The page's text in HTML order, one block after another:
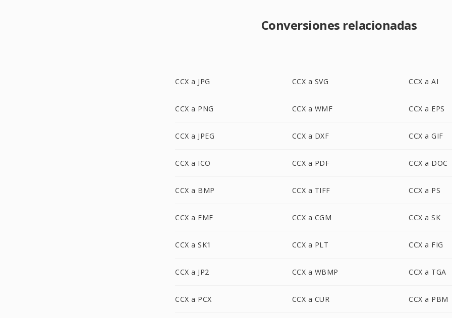
Conversiones relacionadas
CCX a JPG CCX a SVG CCX a AI
CCX a PNG CCX a WMF CCX a EPS
CCX a JPEG CCX a DXF CCX a GIF
CCX a ICO CCX a PDF CCX a DOC
CCX a BMP CCX a TIFF CCX a PS
CCX a EMF CCX a CGM CCX a SK
CCX a SK1 CCX a PLT CCX a FIG
CCX a JP2 CCX a WBMP CCX a TGA
CCX a PCX CCX a CUR CCX a PBM